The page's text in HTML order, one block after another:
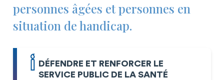
personnes âgées et personnes en
situation de handicap.
DÉFENDRE ET RENFORCER LE
SERVICE PUBLIC DE LA SANTÉ